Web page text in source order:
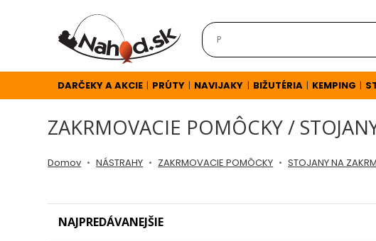
DARČEKY A AKCIE | PRÚTY | NAVIJAKY | BIŽUTÉRIA | KEMPING |
ZAKRMOVACIE POMÔCKY /
Domov NÁSTRAHY ZAKRMOVACIE POMÔCKY STOJANY NA
NAJPREDÁVANEJŠIE
A